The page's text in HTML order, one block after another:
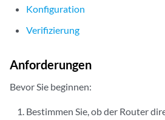
Konfiguration
Verifizierung
Anforderungen
Bevor Sie beginnen:
Bestimmen Sie, ob der Router